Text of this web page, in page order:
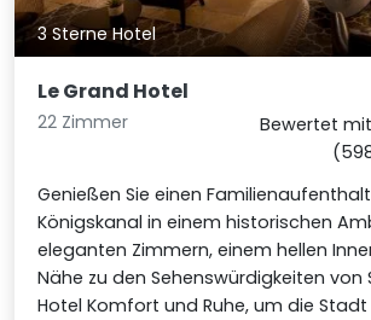
3 Sterne Hotel
Le Grand Hotel
22 Zimmer
Bewertet
Genießen Sie einen
Königskanal in einem historischen
eleganten Zimmern, einem hellen
Nähe zu den Sehenswürdigkeiten
Hotel Komfort und Ruhe, um die